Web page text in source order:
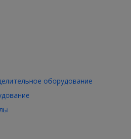
оборудование